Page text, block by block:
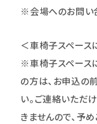
※会場へのお問い
＜車椅子スペース
※車椅子スペース
の方は、お申込の
い。ご連絡いただ
きませんので、予